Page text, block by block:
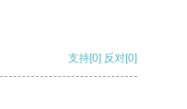
支持[0] 反对[0]